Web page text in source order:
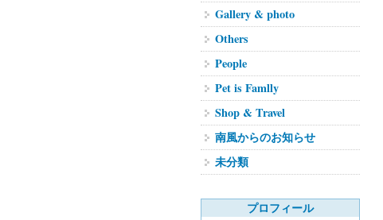
Gallery & photo
Others
People
Pet is Famlly
Shop & Travel
南風からのお知らせ
未分類
プロフィール